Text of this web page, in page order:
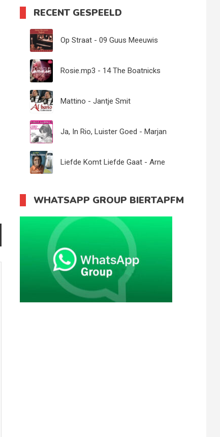
RECENT GESPEELD
Op Straat - 09 Guus Meeuwis
Rosie.mp3 - 14 The Boatnicks
Mattino - Jantje Smit
Ja, In Rio, Luister Goed - Marjan
Liefde Komt Liefde Gaat - Arne
WHATSAPP GROUP BIERTAPFM